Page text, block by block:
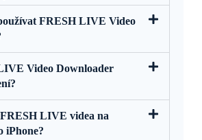
FRESH LIVE Video
Video Downloader
LIVE videa na
iPhone?